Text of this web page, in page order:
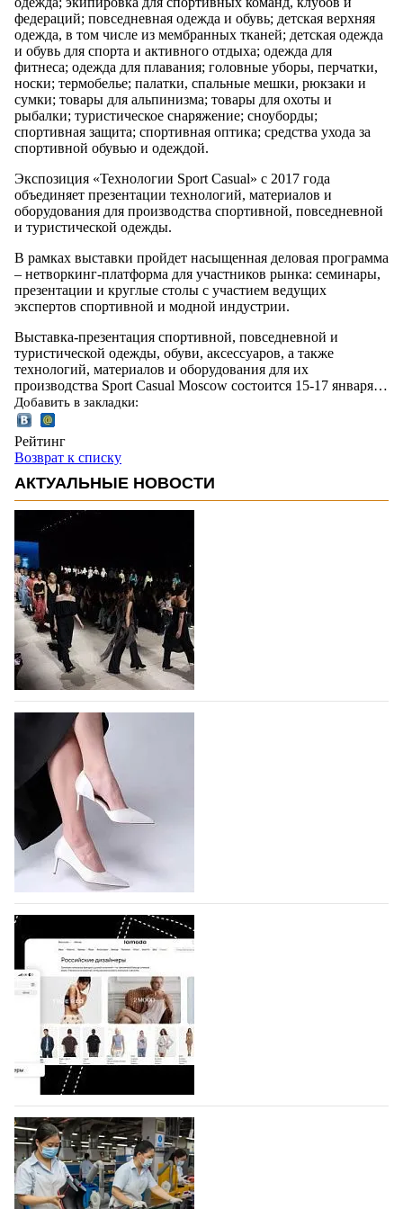
федераций; повседневная одежда и обувь; детская верхняя
одежда, в том числе из мембранных тканей; детская одежда
и обувь для спорта и активного отдыха; одежда для
фитнеса; одежда для плавания; головные уборы, перчатки,
носки; термобелье; палатки, спальные мешки, рюкзаки и
сумки; товары для альпинизма; товары для охоты и
рыбалки; туристическое снаряжение; сноуборды;
спортивная защита; спортивная оптика; средства ухода за
спортивной обувью и одеждой.
Экспозиция «Технологии Sport Casual» с 2017 года
объединяет презентации технологий, материалов и
оборудования для производства спортивной, повседневной
и туристической одежды.
В рамках выставки пройдет насыщенная деловая программа
– нетворкинг-платформа для участников рынка: семинары,
презентации и круглые столы с участием ведущих
экспертов спортивной и модной индустрии.
Выставка-презентация спортивной, повседневной и
туристической одежды, обуви, аксессуаров, а также
технологий, материалов и оборудования для их
производства Sport Casual Moscow состоится 15-17 января…
Добавить в закладки:
Рейтинг
Возврат к списку
АКТУАЛЬНЫЕ НОВОСТИ
На участие в Московской неделе моды
подано 1047 заявок
На участие в седьмой Московской неделе моды,
которая пройдет в российской столице с 26 сентября
по 1 октября, уже подано 1047 заявок. Примерно
половину из них (494) прислали дизайнеры,
коллекции которых не были представлены в…
07.08.2026 519
BALLINA представит свои новинки на Euro
Shoes
Компания BALLINA Guangzhou Lihuang Footwear
Co., Ltd., основанная в 2011 году и расположенная в
Гуанчжоу, столице моды Китая, является
профессиональной обувной компанией,
объединяющей разработку, производство и…
07.08.2026 377
На платформе Lamoda - новый раздел и
условия продвижения локальных
дизайнерских марок